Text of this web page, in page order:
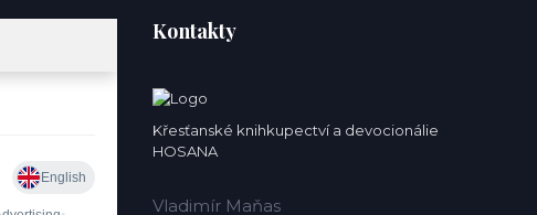
Kontakty
Křesťanské knihkupectví a devocionálie
HOSANA
Vladimír Maňas